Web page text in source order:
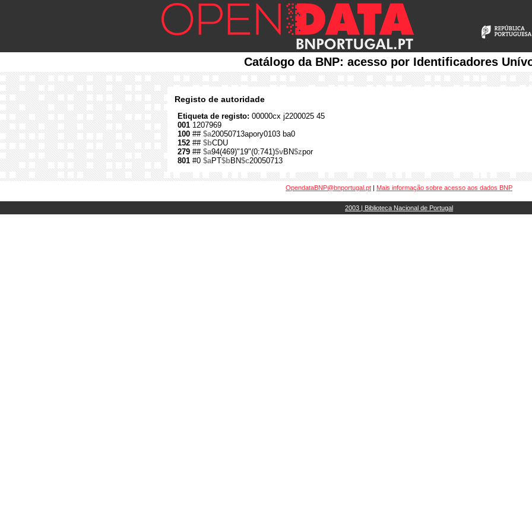
Catálogo da BNP: acesso por Identificadores
Registo de autoridade
Etiqueta de registo: 00000cx j2200025 45
001 1207969
100 ## $a20050713apory0103 ba0
152 ## $bCDU
279 ## $a94(469)"19"(0:741)$vBN$zpor
801 #0 $aPT$bBN$c20050713
OpendataBNP@bnportugal.pt | Mais informação sobre acesso aos dados BNP
2003 | Biblioteca Nacional de Portugal